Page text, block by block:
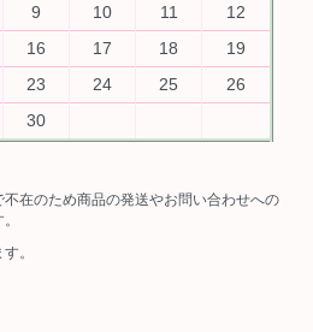
9 10 11
12
16 17 18
19
23 24 25
26
30
在のため商品の発送やお問い合わせへの
。